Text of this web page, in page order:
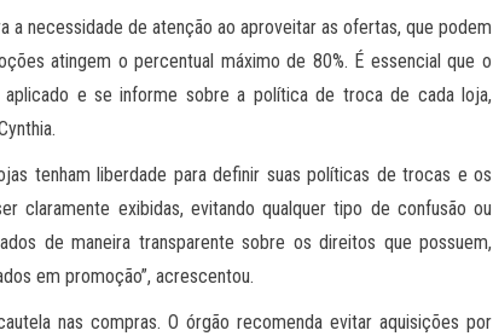
a necessidade de atenção ao aproveitar as ofertas, que podem
atingem o percentual máximo de 80%. É essencial que o
e se informe sobre a política de troca de cada loja,
tenham liberdade para definir suas políticas de trocas e os
claramente exibidas, evitando qualquer tipo de confusão ou
de maneira transparente sobre os direitos que possuem,
em promoção”, acrescentou.
nas compras. O órgão recomenda evitar aquisições por